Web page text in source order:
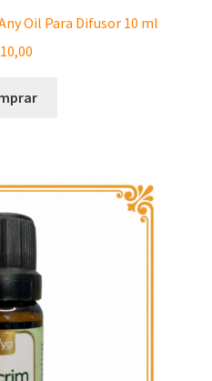
Oil Para Difusor 10 ml
10,00